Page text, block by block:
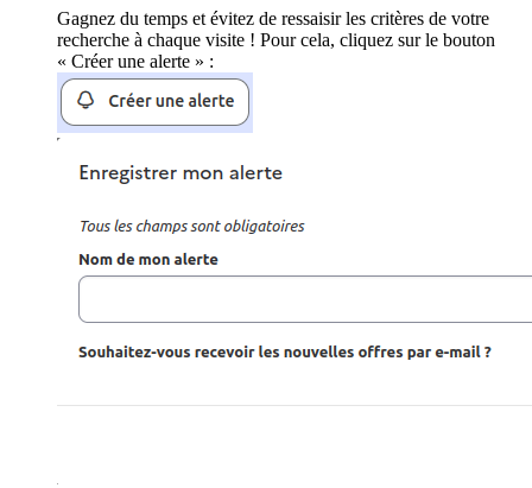
Gagnez du temps et évitez de ressaisir les critères de votre
recherche à chaque visite ! Pour cela, cliquez sur le bouton
« Créer une alerte » :